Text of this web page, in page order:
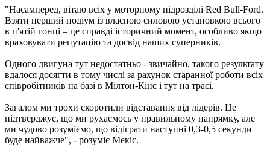
"Насамперед, вітаю всіх у моторному підрозділі Red Bull-Ford.
Взяти перший подіум із власною силовою установкою всього
в п'ятій гонці – це справді історичний момент, особливо якщо
враховувати репутацію та досвід наших суперників.
Одного двигуна тут недостатньо - звичайно, такого результату
вдалося досягти в тому числі за рахунок старанної роботи всіх
співробітників на базі в Мілтон-Кінс і тут на трасі.
Загалом ми трохи скоротили відставання від лідерів. Це
підтверджує, що ми рухаємось у правильному напрямку, але
ми чудово розуміємо, що відіграти наступні 0,3-0,5 секунди
буде найважче", - розуміє Мекіс.